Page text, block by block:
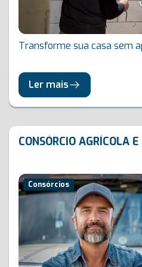
Transforme sua casa sem
Ler mais
CONSÓRCIO AGRÍCOLA
Consórcios